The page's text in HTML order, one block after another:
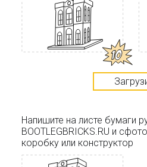
Напишите на листе бумаги
BOOTLEGBRICKS.RU и
коробку или конструктор